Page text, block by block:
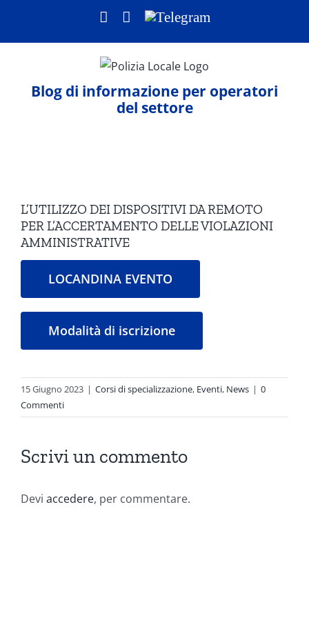
contenuto
Facebook
LinkedIn
Telegram
Blog di informazione per operatori
del settore
immagine
L’UTILIZZO DEI DISPOSITIVI DA REMOTO
PER L’ACCERTAMENTO DELLE VIOLAZIONI
AMMINISTRATIVE
LOCANDINA EVENTO
Modalità di iscrizione
15 Giugno 2023 | Corsi di specializzazione, Eventi, News | 0
Commenti
Scrivi un commento
Devi accedere, per commentare.